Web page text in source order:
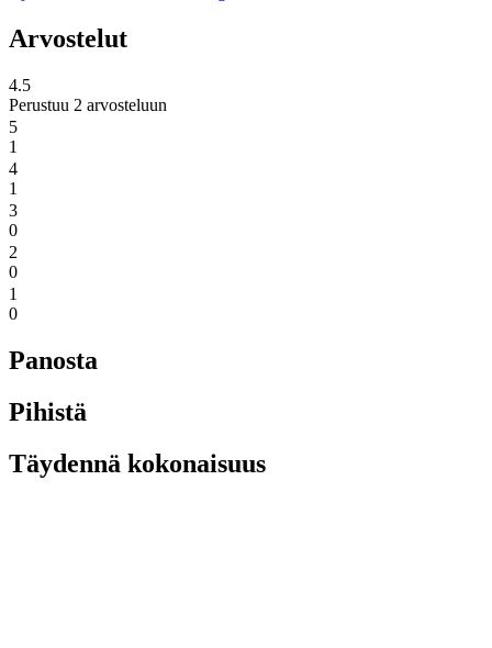
Arvostelut
4.5
Perustuu 2 arvosteluun
5
1
4
1
3
0
2
0
1
0
Panosta
Pihistä
Täydennä kokonaisuus